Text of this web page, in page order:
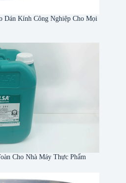
Dán Kính Công Nghiệp Cho Mọi
Cho Nhà Máy Thực Phẩm